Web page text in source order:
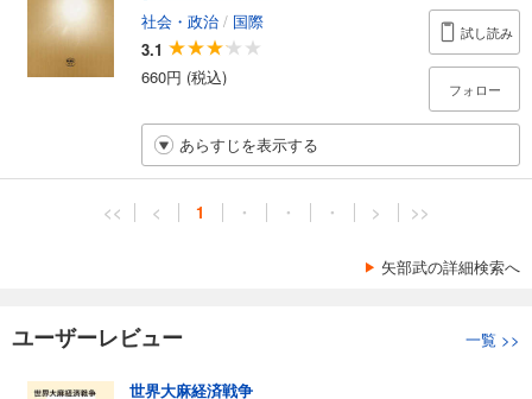
社会・政治 / 国際
3.1
660円 (税込)
試し読み
フォロー
あらすじを表示する
<< < 1 ・ ・ ・ > >>
矢部武の詳細検索へ
ユーザーレビュー 一覧 >>
世界大麻経済戦争